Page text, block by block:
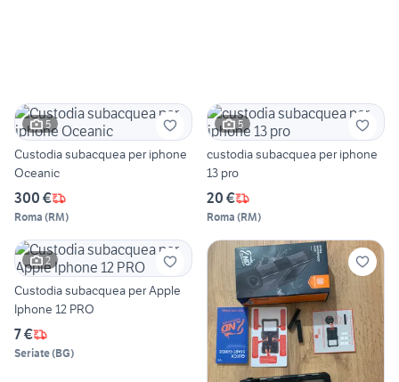
5
Custodia subacquea per iphone
Oceanic
300 €
Roma (RM)
5
custodia subacquea per iphone
13 pro
20 €
Roma (RM)
2
Custodia subacquea per Apple
Iphone 12 PRO
7 €
Seriate(BG)